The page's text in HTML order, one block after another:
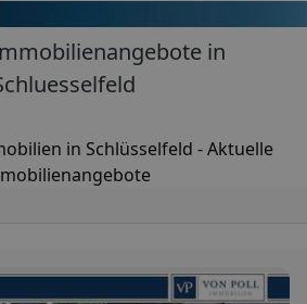
in
in Schlüsselfeld - Aktuelle